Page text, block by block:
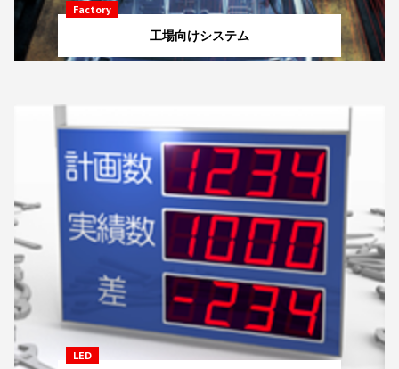
Factory
工場向けシステム
LED